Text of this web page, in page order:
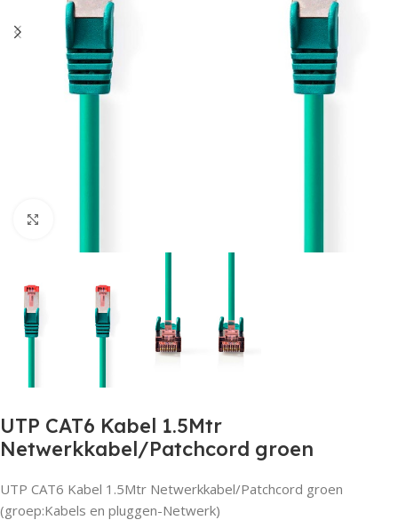
UTP CAT6 Kabel 1.5Mtr
Netwerkkabel/Patchcord groen
UTP CAT6 Kabel 1.5Mtr Netwerkkabel/Patchcord groen
(groep:Kabels en pluggen-Netwerk)